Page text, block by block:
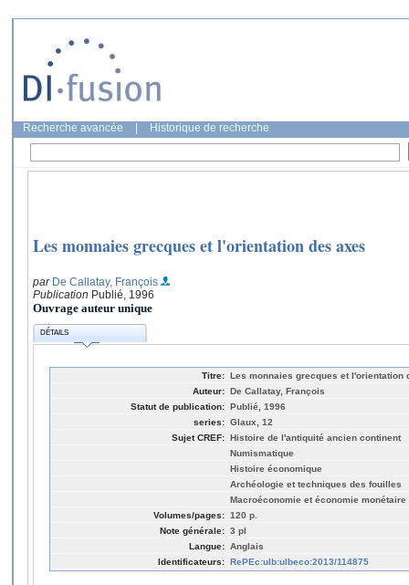
Recherche avancée Historique de recherche
Les monnaies grecques et l'orientation des axes
par De Callatay, François
Publication Publié, 1996
Ouvrage auteur unique
DÉTAILS
Titre: Les monnaies grecques et l'orientation
Auteur: De Callatay, François
Statut de publication: Publié, 1996
series: Glaux, 12
Sujet CREF: Histoire de l'antiquité ancien continent
Numismatique
Histoire économique
Archéologie et techniques des fouilles
Macroéconomie et économie monétaire
Volumes/pages: 120 p.
Note générale: 3 pl
Langue: Anglais
Identificateurs: RePEc:ulb:ulbeco:2013/114875